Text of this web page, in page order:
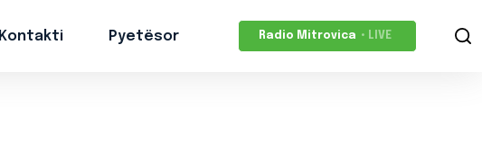
Kontakti Pyetësor Radio Mitrovica • LIVE